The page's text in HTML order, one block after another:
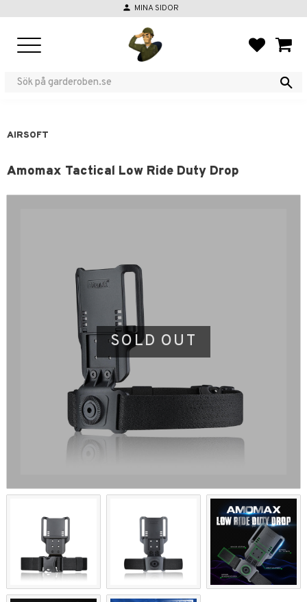
person MINA SIDOR
AIRSOFT
Amomax Tactical Low Ride Duty Drop
SOLD OUT